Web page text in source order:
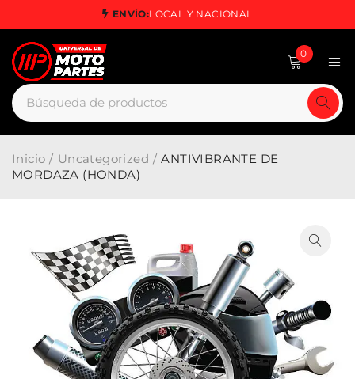
ENVÍO:LOCAL Y NACIONAL
0
Inicio / Uncategorized / ANTIVIBRANTE DE
MORDAZA (HONDA)